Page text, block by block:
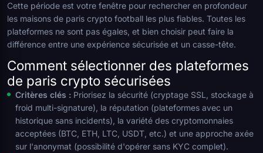
Cette période est votre fenêtre pour rechercher en profondeur
les maisons de paris crypto football les plus fiables. Toutes les
plateformes ne sont pas égales, et bien choisir peut faire la
différence entre une expérience sécurisée et un casse-tête.
Comment sélectionner des plateformes
de paris crypto sécurisées
Critères clés : Priorisez la sécurité (cryptage SSL, stockage à
froid multi-signature), la réputation (plateformes avec un
historique sans incidents), la variété des cryptomonnaies
acceptées (BTC, ETH, LTC, USDT, etc.) et une approche axée
sur l'anonymat (possibilité d'opérer sans KYC complet).